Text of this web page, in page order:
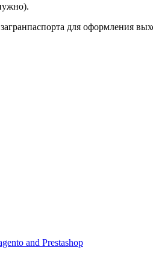
для оформления